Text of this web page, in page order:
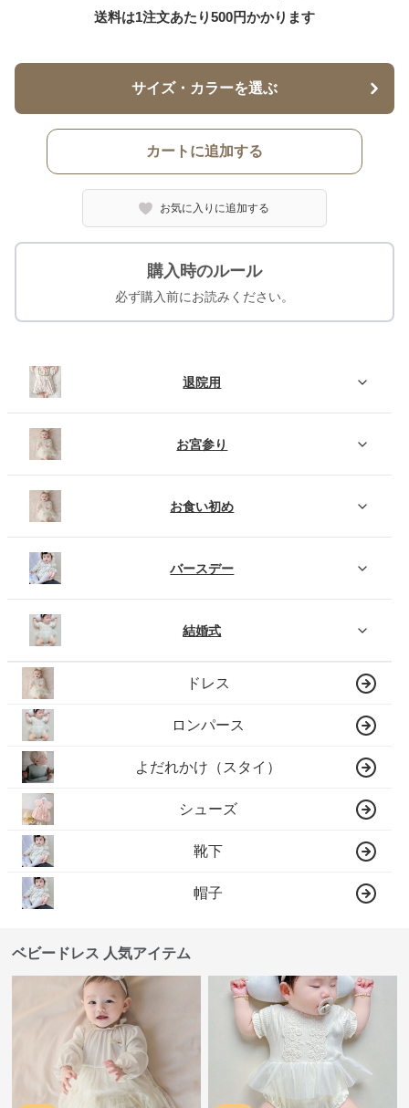
送料は1注文あたり500円かかります
サイズ・カラーを選ぶ
カートに追加する
お気に入りに追加する
購入時のルール
必ず購入前にお読みください。
退院用
お宮参り
お食い初め
バースデー
結婚式
ドレス
ロンパース
よだれかけ（スタイ）
シューズ
靴下
帽子
ベビードレス 人気アイテム